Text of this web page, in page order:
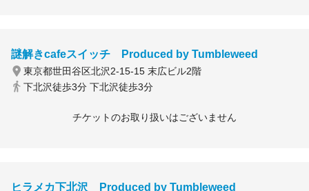
謎解きcafeスイッチ Produced by Tumbleweed
東京都世田谷区北沢2-15-15 末広ビル2階
下北沢徒歩3分 下北沢徒歩3分
チケットのお取り扱いはございません
ヒラメカ下北沢 Produced by Tumbleweed